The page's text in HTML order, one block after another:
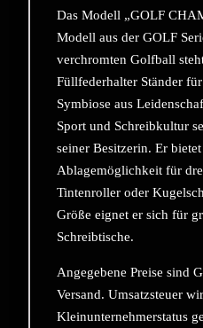
Das Modell „GOLF
Modell aus der GOLF
verchromten Golfball
Füllfederhalter Ständer
Symbiose aus
Sport und Schreibkultur
seiner Besitzerin. Er
Ablagemöglichkeit für
Tintenroller oder
Größe eignet er sich für
Schreibtische.
Angegebene Preise sind
Versand. Umsatzsteuer
Kleinunternehmerstatus